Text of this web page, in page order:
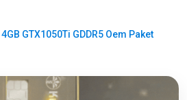
GTX1050Ti GDDR5 Oem Paket